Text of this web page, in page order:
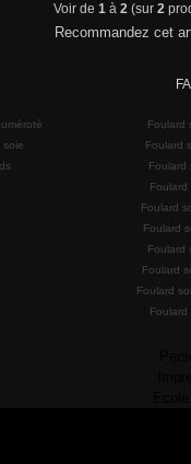
Voir de 1 à 2 (sur 2
Recommandez cet
soie
Foulard
Foulard
Foulard
Foulard
Foulard
Foulard
Foulard
Foulard
Foulard
Foulard